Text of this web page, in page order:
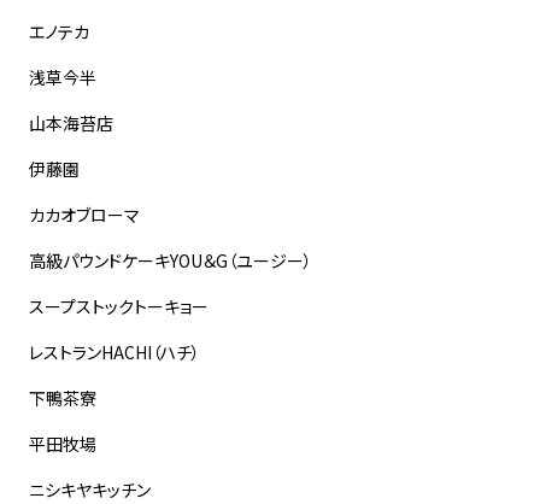
エノテカ
浅草今半
山本海苔店
伊藤園
カカオブローマ
高級パウンドケーキYOU＆G（ユージー）
スープストックトーキョー
レストランHACHI（ハチ）
下鴨茶寮
平田牧場
ニシキヤキッチン